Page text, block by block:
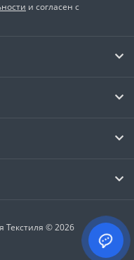
и согласен с
Текстиля © 2026